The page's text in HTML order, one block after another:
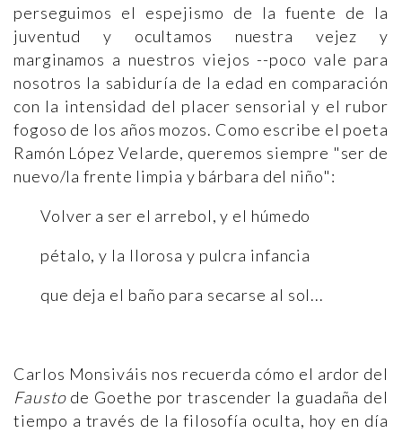
perseguimos el espejismo de la fuente de la
juventud y ocultamos nuestra vejez y
marginamos a nuestros viejos --poco vale para
nosotros la sabiduría de la edad en comparación
con la intensidad del placer sensorial y el rubor
fogoso de los años mozos. Como escribe el poeta
Ramón López Velarde, queremos siempre "ser de
nuevo/la frente limpia y bárbara del niño":
Volver a ser el arrebol, y el húmedo
pétalo, y la llorosa y pulcra infancia
que deja el baño para secarse al sol...
Carlos Monsiváis nos recuerda cómo el ardor del
Faustode Goethe por trascender la guadaña del
tiempo a través de la filosofía oculta, hoy en día